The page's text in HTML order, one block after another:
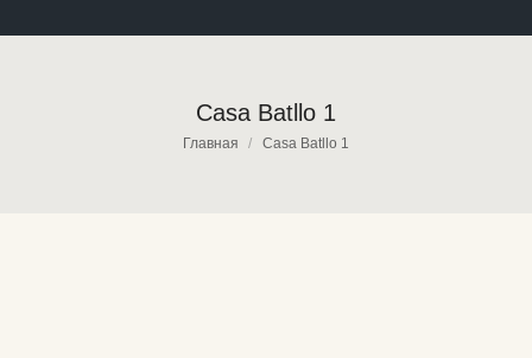
Casa Batllo 1
Вы здесь:
Главная Casa Batllo 1